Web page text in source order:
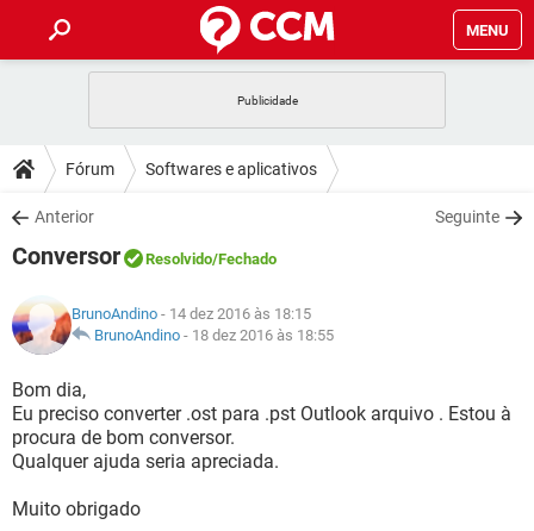
MENU
CELULAR FACEBOOK
OUTLOOK
INSTAGRAM
DICAS
JOGOS WHATSAPP
INSTAGRAM GMAIL
GUIA DE COMPRAS
DOWNLOADS
JOGOS
OUTLOOK EXCEL
INSTAGRAM
GUIA DE COMPRAS
JOGOS WHATSAPP
CELULAR
OUTLOOK
INSTAGRAM
GLOSSÁRIO
JOGOS
CELULAR FACEBOOK
OUTLOOK
INSTAGRAM
Fórum Softwares e aplicativos
Anterior Seguinte
Conversor Resolvido/Fechado
BrunoAndino - 14 dez 2016 às 18:15
BrunoAndino - 18 dez 2016 às 18:55
Bom dia,
Eu preciso converter .ost para .pst Outlook arquivo . Estou à
procura de bom conversor.
Qualquer ajuda seria apreciada.
Muito obrigado